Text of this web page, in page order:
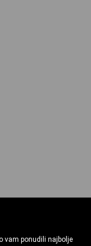
vam ponudili najbolje